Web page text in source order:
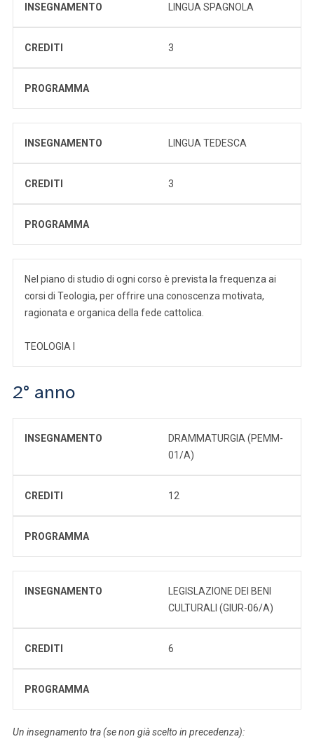
INSEGNAMENTO LINGUA SPAGNOLA
CREDITI 3
PROGRAMMA
INSEGNAMENTO LINGUA TEDESCA
CREDITI 3
PROGRAMMA
Nel piano di studio di ogni corso è prevista la frequenza ai
corsi di Teologia, per offrire una conoscenza motivata,
ragionata e organica della fede cattolica.
TEOLOGIA I
2° anno
INSEGNAMENTO
DRAMMATURGIA (PEMM-
01/A)
CREDITI 12
PROGRAMMA
INSEGNAMENTO
LEGISLAZIONE DEI BENI
CULTURALI (GIUR-06/A)
CREDITI 6
PROGRAMMA
Un insegnamento tra (se non già scelto in precedenza):